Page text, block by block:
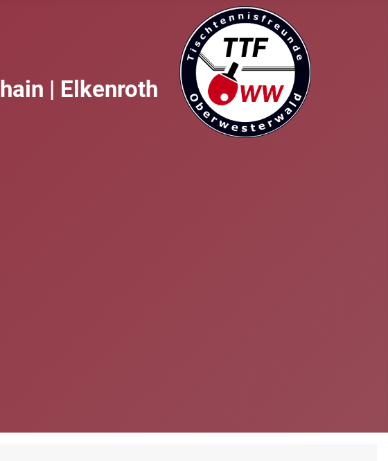
| Elkenroth